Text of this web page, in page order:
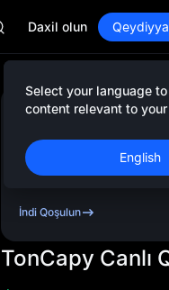
Unitree Future Now Live
SPCX
NVDA
Unitree Future Now Live
Daxil olun
Select your language
content relevant to
English
Qeydiyyatdan Keçin
və 10.000USDT -ə
qədər
Qazanın.
İndi Qoşulun
TonCapy Canlı